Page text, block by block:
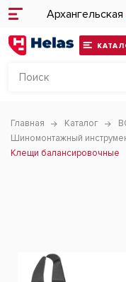
Архангельская
Главная Каталог
Шиномонтажный
Клещи балансировочные